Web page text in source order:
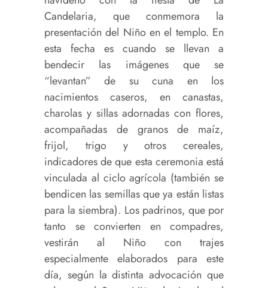
Candelaria, que conmemora la
presentación del Niño en el templo. En
esta fecha es cuando se llevan a
bendecir las imágenes que se
“levantan” de su cuna en los
nacimientos caseros, en canastas,
charolas y sillas adornadas con flores,
acompañadas de granos de maíz,
frijol, trigo y otros cereales,
indicadores de que esta ceremonia está
vinculada al ciclo agrícola (también se
bendicen las semillas que ya están listas
para la siembra). Los padrinos, que por
tanto se convierten en compadres,
vestirán al Niño con trajes
especialmente elaborados para este
día, según la distinta advocación que